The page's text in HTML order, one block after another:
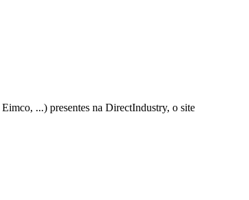
...) presentes na DirectIndustry, o site